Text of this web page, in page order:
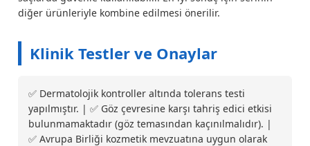
diğer ürünleriyle kombine edilmesi önerilir.
Klinik Testler ve Onaylar
✅ Dermatolojik kontroller altında tolerans testi
yapılmıştır. | ✅ Göz çevresine karşı tahriş edici etkisi
bulunmamaktadır (göz temasından kaçınılmalıdır). |
✅ Avrupa Birliği kozmetik mevzuatına uygun olarak